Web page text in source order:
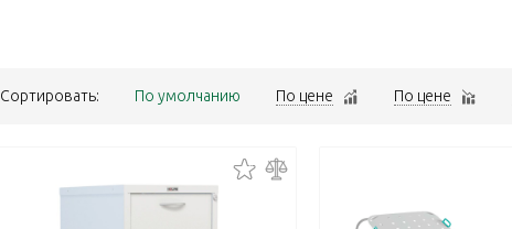
Сортировать: По умолчанию По цене По цене